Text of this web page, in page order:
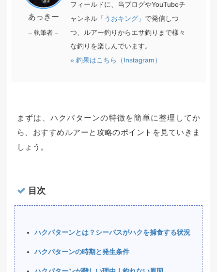
あっきー
– 執筆者 –
フィールドに、当ブログやYouTubeチ
ャンネル「うおキング」 で発信しつ
つ、ルアー釣りからエサ釣りまで様々
な釣りを楽しんでいます。
» 釣果はこちら（Instagram）
まずは、ハクパターンの特徴を簡単に整理してか
ら、おすすめルアーと攻略のポイントを見ていきま
しょう。
目次
ハクパターンとは？シーバスがハクを捕食する状況
ハクパターンの時期と発生条件